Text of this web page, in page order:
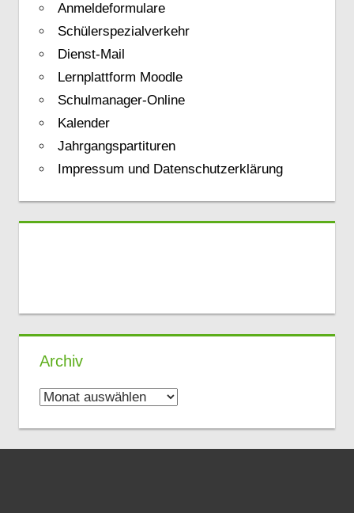
Anmeldeformulare
Schülerspezialverkehr
Dienst-Mail
Lernplattform Moodle
Schulmanager-Online
Kalender
Jahrgangspartituren
Impressum und Datenschutzerklärung
Archiv
Archiv